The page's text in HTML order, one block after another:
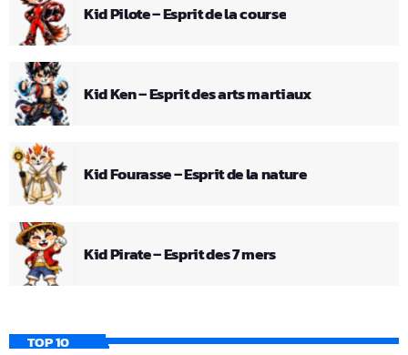
Kid Pilote – Esprit de la course
Kid Ken – Esprit des arts martiaux
Kid Fourasse – Esprit de la nature
Kid Pirate – Esprit des 7 mers
TOP 10